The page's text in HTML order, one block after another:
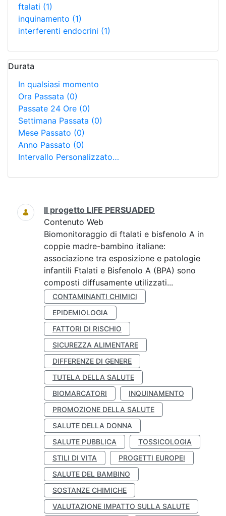
ftalati (1)
inquinamento (1)
interferenti endocrini (1)
Durata
In qualsiasi momento
Ora Passata (0)
Passate 24 Ore (0)
Settimana Passata (0)
Mese Passato (0)
Anno Passato (0)
Intervallo Personalizzato…
Ricerca
Il progetto LIFE PERSUADED
Contenuto Web
Biomonitoraggio di ftalati e bisfenolo A in
coppie madre-bambino italiane:
associazione tra esposizione e patologie
infantili Ftalati e Bisfenolo A (BPA) sono
composti diffusamente utilizzati...
CONTAMINANTI CHIMICI
EPIDEMIOLOGIA
FATTORI DI RISCHIO
SICUREZZA ALIMENTARE
DIFFERENZE DI GENERE
TUTELA DELLA SALUTE
BIOMARCATORI
INQUINAMENTO
PROMOZIONE DELLA SALUTE
SALUTE DELLA DONNA
SALUTE PUBBLICA
TOSSICOLOGIA
STILI DI VITA
PROGETTI EUROPEI
SALUTE DEL BAMBINO
SOSTANZE CHIMICHE
VALUTAZIONE IMPATTO SULLA SALUTE